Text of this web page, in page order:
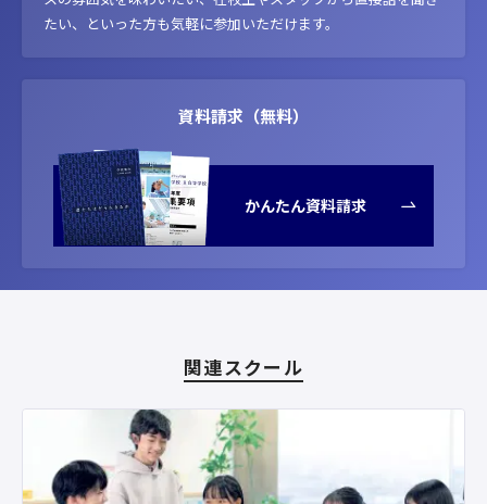
たい、といった方も気軽に参加いただけます。
資料請求（無料）
かんたん資料請求
関連スクール